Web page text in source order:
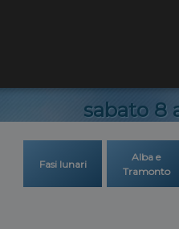
sabato 8
Fasi lunari
Alba e
Tramonto